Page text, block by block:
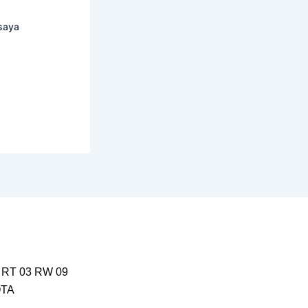
03 RW 09